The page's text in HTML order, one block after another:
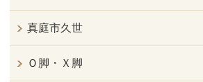
真庭市久世
Ｏ脚・Ｘ脚